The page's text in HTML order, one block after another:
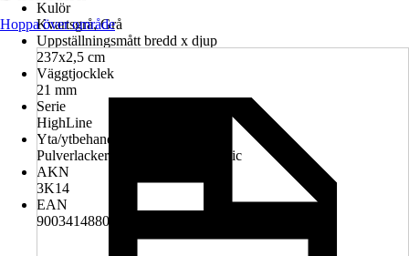
Kulör
Kvartsgrå, Grå
Uppställningsmått bredd x djup
237x2,5 cm
Väggtjocklek
21 mm
Serie
HighLine
Yta/ytbehandling
Pulverlackerad, Förzinkad, Metallic
AKN
3K14
EAN
9003414880580
Hoppa över område